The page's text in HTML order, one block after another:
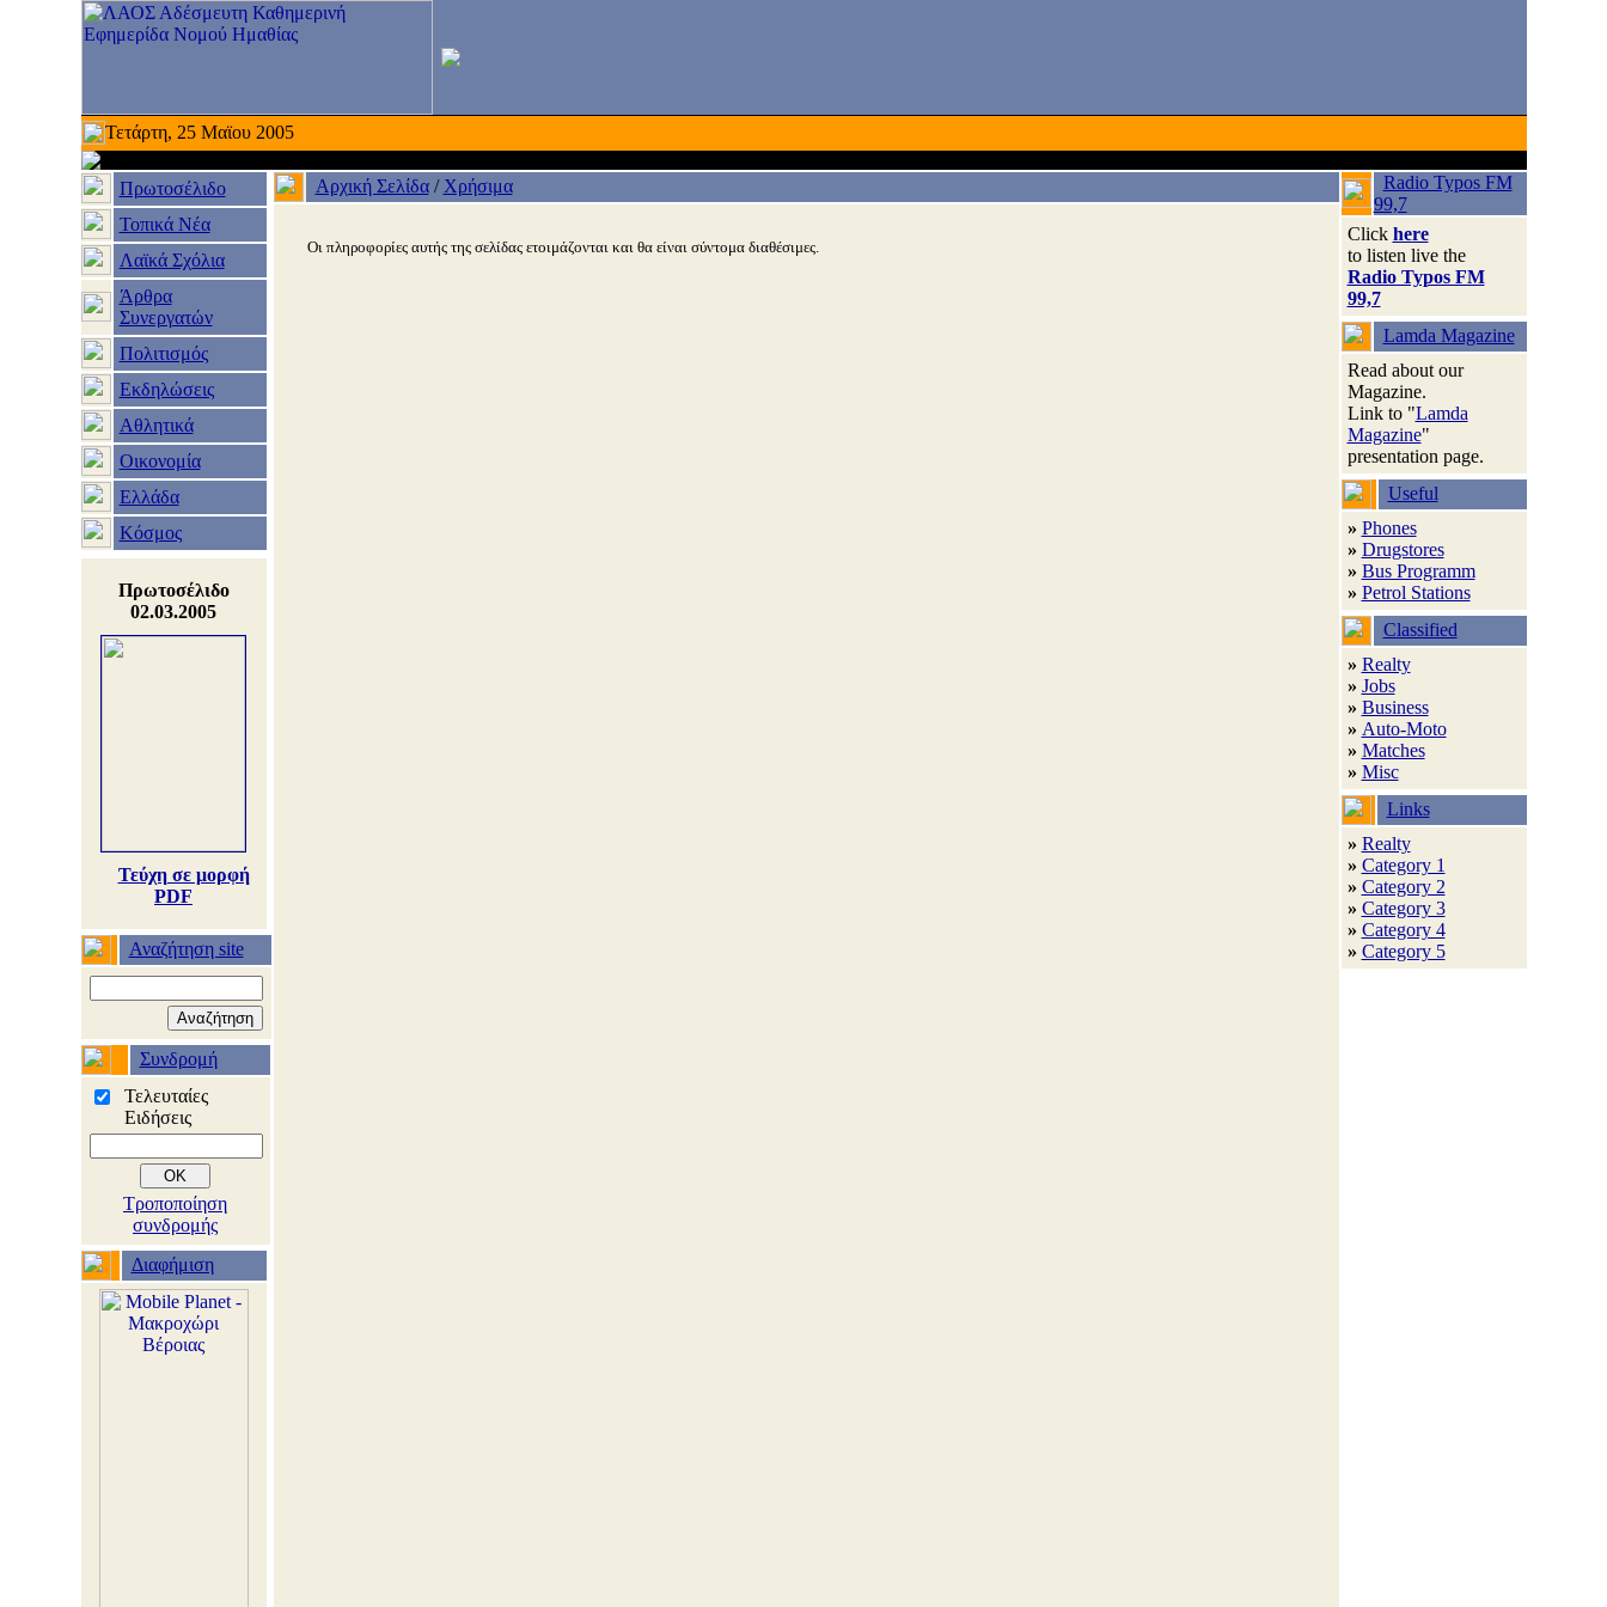
Τετάρτη, 25 Μαϊου 2005
Πρωτοσέλιδο
Τοπικά Νέα
Λαϊκά Σχόλια
Άρθρα
Συνεργατών
Πολιτισμός
Εκδηλώσεις
Αθλητικά
Οικονομία
Ελλάδα
Κόσμος
Πρωτοσέλιδο
02.03.2005
Τεύχη σε μορφή
PDF
Αναζήτηση site
Συνδρομή
Τελευταίες
Ειδήσεις
Τροποποίηση
συνδρομής
Διαφήμιση
Αρχική Σελίδα/ Χρήσιμα
Οι πληροφορίες αυτής της σελίδας ετοιμάζονται και θα είναι σύντομα διαθέσιμες.
Radio Typos FM
99,7
Click here
to listen live the
Radio Typos FM
99,7
Lamda Magazine
Read about our
Magazine.
Link to "Lamda
Magazine"
presentation page.
Useful
» Phones
» Drugstores
» Bus Programm
» Petrol Stations
Classified
» Realty
» Jobs
» Business
» Auto-Moto
» Matches
» Misc
Links
» Realty
» Category 1
» Category 2
» Category 3
» Category 4
» Category 5